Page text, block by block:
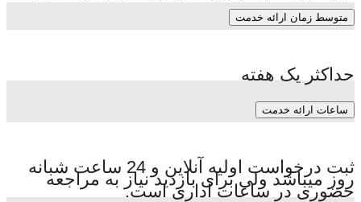
متوسط زمان ارائه خدمت
حداکثر یک هفته
ساعات ارائه خدمت
ثبت درخواست اولیه آنلاین و 24 ساعت شبانه
روز میباشد ولی برای بازدید نیاز به مراجعه
حضوری در ساعات اداری است.